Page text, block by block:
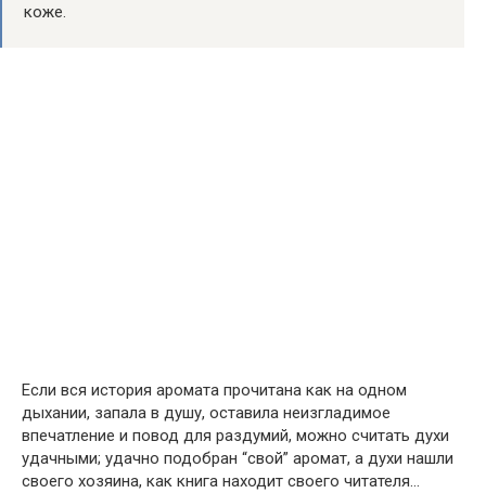
коже.
Если вся история аромата прочитана как на одном
дыхании, запала в душу, оставила неизгладимое
впечатление и повод для раздумий, можно считать духи
удачными; удачно подобран “свой” аромат, а духи нашли
своего хозяина, как книга находит своего читателя…